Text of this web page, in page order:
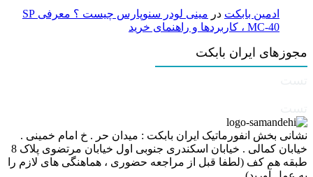
ادمین بابکت در
مینی لودر سنوپارس چیست ؟ معرفی SP
MC-40 ، کاربردها و راهنمای خرید
مجوزهای ایران بابکت
نشانی بخش انفورماتیک ایران بابکت : میدان حر . خ امام خمینی .
خیابان کمالی . خیابان اسکندری جنوبی اول خیابان مرتضوی پلاک 8
طبقه هم کف (لطفا قبل از مراجعه حضوری ، هماهنگی های لازم را